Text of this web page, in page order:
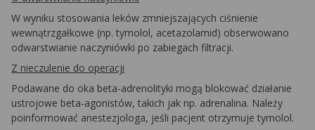
W wyniku stosowania leków zmniejszających ciśnienie
wewnątrzgałkowe (np. tymolol, acetazolamid) obserwowano
odwarstwianie naczyniówki po zabiegach filtracji.
Z nieczulenie do operacji
Podawane do oka beta-adrenolityki mogą blokować działanie
ustrojowe beta-agonistów, takich jak np. adrenalina. Należy
poinformować anestezjologa, jeśli pacjent otrzymuje tymolol.